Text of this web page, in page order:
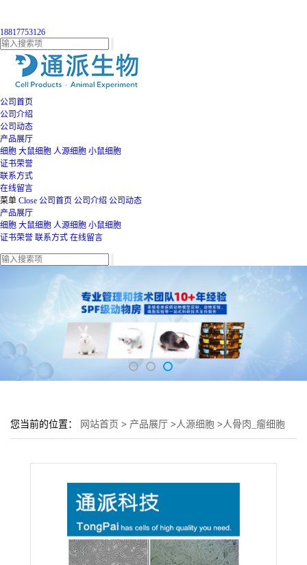
18817753126
公司首页
公司介绍
公司动态
产品展厅
细胞 大鼠细胞 人源细胞 小鼠细胞
证书荣誉
联系方式
在线留言
菜单 Close 公司首页 公司介绍 公司动态
产品展厅
细胞 大鼠细胞 人源细胞 小鼠细胞
证书荣誉 联系方式 在线留言
您当前的位置： 网站首页 > 产品展厅 >人源细胞 >人骨肉_瘤细胞